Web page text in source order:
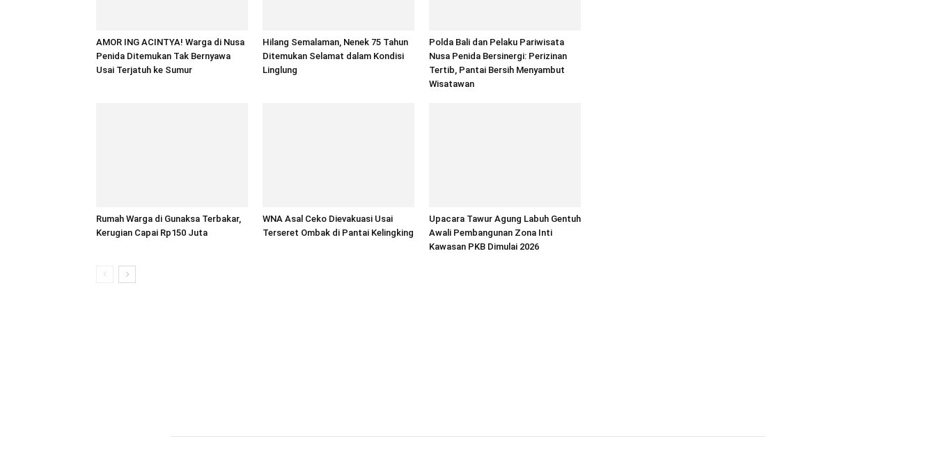
AMOR ING ACINTYA! Warga di Nusa
Penida Ditemukan Tak Bernyawa
Usai Terjatuh ke Sumur
Hilang Semalaman, Nenek 75 Tahun
Ditemukan Selamat dalam Kondisi
Linglung
Polda Bali dan Pelaku Pariwisata
Nusa Penida Bersinergi: Perizinan
Tertib, Pantai Bersih Menyambut
Wisatawan
Rumah Warga di Gunaksa Terbakar,
Kerugian Capai Rp150 Juta
WNA Asal Ceko Dievakuasi Usai
Terseret Ombak di Pantai Kelingking
Upacara Tawur Agung Labuh Gentuh
Awali Pembangunan Zona Inti
Kawasan PKB Dimulai 2026